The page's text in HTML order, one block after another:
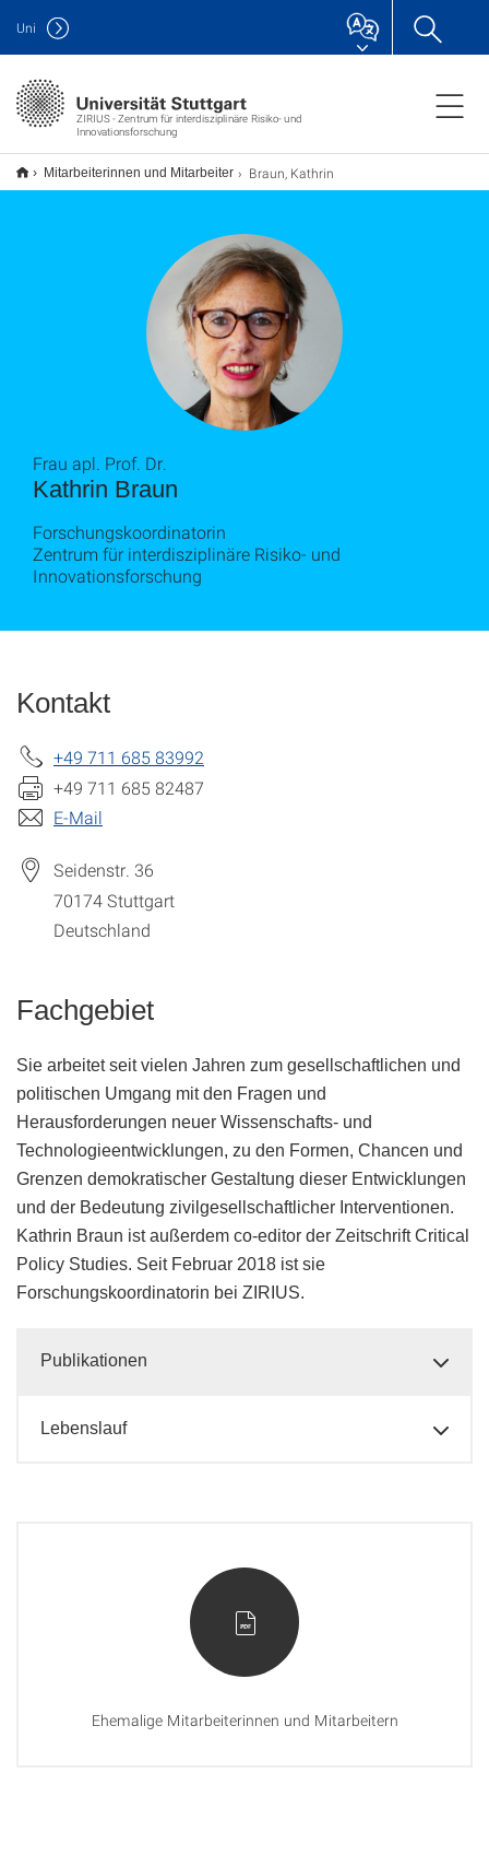
ZIRIUS - Zentrum für interdisziplinäre Risiko- und
Innovationsforschung
Uni
Mitarbeiterinnen und Mitarbeiter Braun, Kathrin
Kathrin Braun
Frau apl. Prof. Dr.
Forschungskoordinatorin
Zentrum für interdisziplinäre Risiko- und
Innovationsforschung
Kontakt
+49 711 685 83992
+49 711 685 82487
E-Mail
Seidenstr. 36
70174Stuttgart
Deutschland
Fachgebiet
Sie arbeitet seit vielen Jahren zum gesellschaftlichen und
politischen Umgang mit den Fragen und
Herausforderungen neuer Wissenschafts- und
Technologieentwicklungen, zu den Formen, Chancen und
Grenzen demokratischer Gestaltung dieser Entwicklungen
und der Bedeutung zivilgesellschaftlicher Interventionen.
Kathrin Braun ist außerdem co-editor der Zeitschrift Critical
Policy Studies. Seit Februar 2018 ist sie
Forschungskoordinatorin bei ZIRIUS.
Publikationen
Lebenslauf
Ehemalige Mitarbeiterinnen und Mitarbeitern